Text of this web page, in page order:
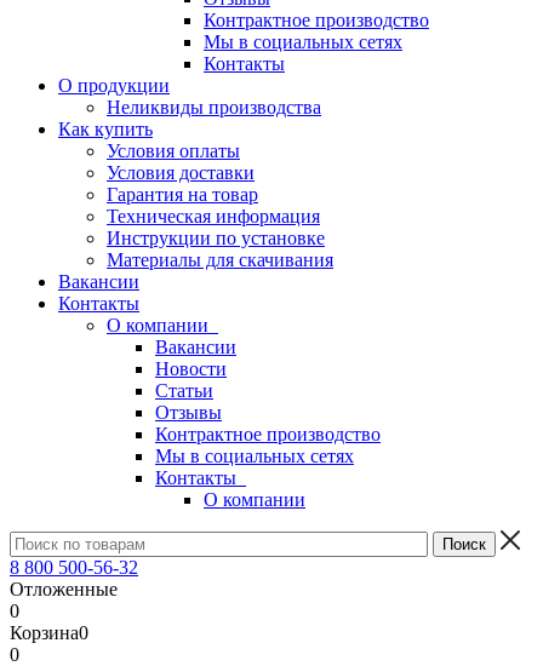
Контрактное производство
Мы в социальных сетях
Контакты
О продукции
Неликвиды производства
Как купить
Условия оплаты
Условия доставки
Гарантия на товар
Техническая информация
Инструкции по установке
Материалы для скачивания
Вакансии
Контакты
О компании
Вакансии
Новости
Статьи
Отзывы
Контрактное производство
Мы в социальных сетях
Контакты
О компании
8 800 500-56-32
Отложенные
0
Корзина0
0